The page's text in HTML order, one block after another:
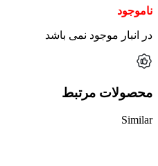
ناموجود
در انبار موجود نمی باشد
محصولات مرتبط
Similar